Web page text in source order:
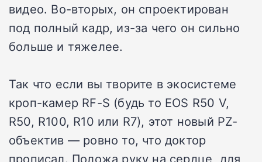
видео. Во-вторых, он спроектирован
под полный кадр, из-за чего он сильно
больше и тяжелее.
Так что если вы творите в экосистеме
кроп-камер RF-S (будь то EOS R50 V,
R50, R100, R10 или R7), этот новый PZ-
объектив — ровно то, что доктор
прописал. Положа руку на сердце, для